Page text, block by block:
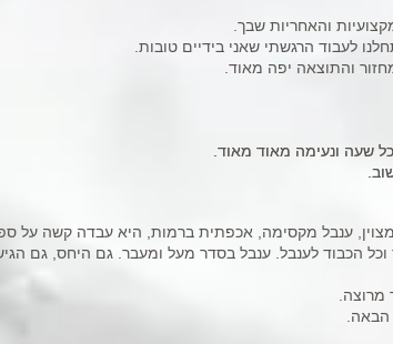
והאחריות שבך.
לעבוד הרגשתי שאני בידיים טובות.
והתוצאה יפה מאוד.
שעה ונעימה מאוד מאוד.
שעה ונעימה מאוד מאוד.
ענבל מקסימה, אכפתית ברמות, היא עבדה קשה על
וכל הכבוד לענבל. ענבל בסדר מעל ומעבר. גם היחס, גם
מרוצה.
הבאה.